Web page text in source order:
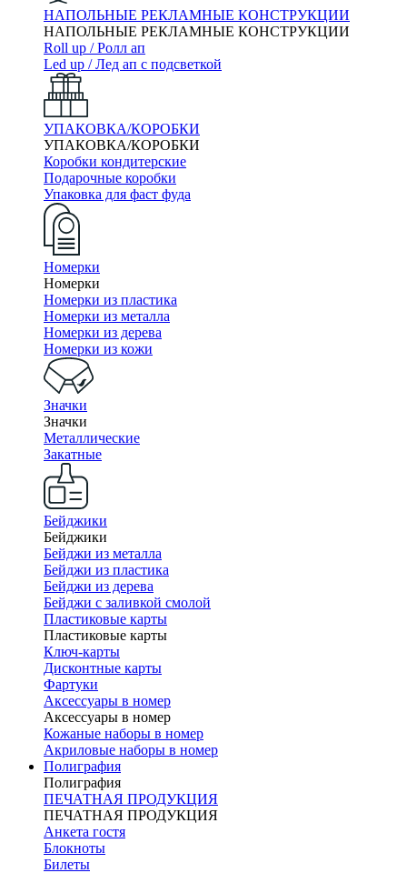
НАПОЛЬНЫЕ РЕКЛАМНЫЕ КОНСТРУКЦИИ
НАПОЛЬНЫЕ РЕКЛАМНЫЕ КОНСТРУКЦИИ
Roll up / Ролл ап
Led up / Лед ап с подсветкой
УПАКОВКА/КОРОБКИ
УПАКОВКА/КОРОБКИ
Коробки кондитерские
Подарочные коробки
Упаковка для фаст фуда
Номерки
Номерки
Номерки из пластика
Номерки из металла
Номерки из дерева
Номерки из кожи
Значки
Значки
Металлические
Закатные
Бейджики
Бейджики
Бейджи из металла
Бейджи из пластика
Бейджи из дерева
Бейджи с заливкой смолой
Пластиковые карты
Пластиковые карты
Ключ-карты
Дисконтные карты
Фартуки
Аксессуары в номер
Аксессуары в номер
Кожаные наборы в номер
Акриловые наборы в номер
Полиграфия
Полиграфия
ПЕЧАТНАЯ ПРОДУКЦИЯ
ПЕЧАТНАЯ ПРОДУКЦИЯ
Анкета гостя
Блокноты
Билеты